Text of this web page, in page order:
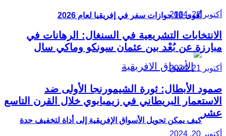
أقوى 10 جوازات سفر في إفريقيا لعام 2026
كيف يمكن تحويل الأسواق الإفريقية إلى أداة لتخفيف حدة
أكتوبر 22, 2024
الانتخابات التشريعية في السنغال: الرهانات في
مبارزة عن بُعْد بين عثمان سونكو وماكي سال
أكتوبر 21, 2024
صمود الأبطال: ثورة الشيمورنجا الأولى ضد
الاستعمار البريطاني في زيمبابوي خلال القرن التاسع
عشر
أكتوبر 20, 2024